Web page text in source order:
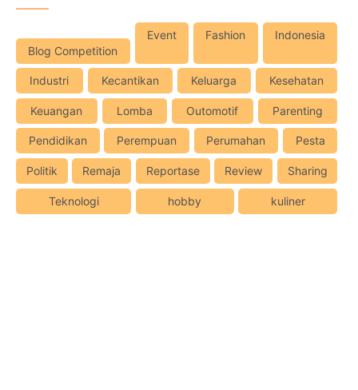
Blog Competition
Event Fashion Indonesia
Industri Kecantikan Keluarga Kesehatan
Keuangan Lomba Outomotif Parenting
Pendidikan Perempuan Perumahan Pesta
Politik Remaja Reportase Review Sharing
Teknologi hobby kuliner